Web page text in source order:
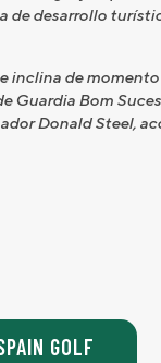
de desarrollo
inclina de
Guardia Bom
Donald Steel,
GOLF